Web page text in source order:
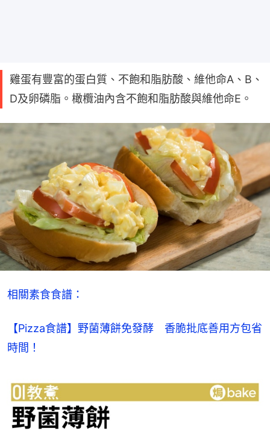
雞蛋有豐富的蛋白質、不飽和脂肪酸、維他命A、B、
D及卵磷脂。橄欖油內含不飽和脂肪酸與維他命E。
相關素食食譜：
【Pizza食譜】野菌薄餅免發酵　香脆批底善用方包省
時間！